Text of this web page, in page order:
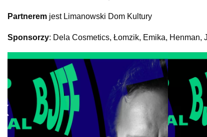
Partnerem jest Limanowski Dom Kultury
Sponsorzy: Dela Cosmetics, Łomzik, Emika, Henman,